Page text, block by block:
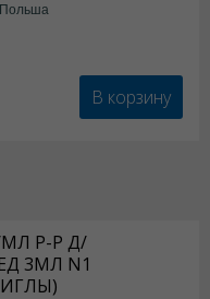
В корзину
МЛ Р-Р Д/
3МЛ N1